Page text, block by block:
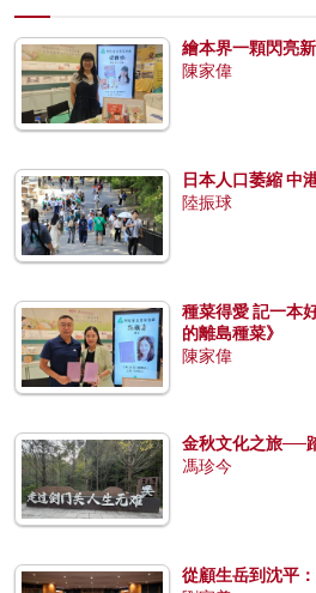
繪本界一顆閃亮
陳家偉
日本人口萎縮 中
陸振球
種菜得愛 記一本
的離島種菜》
陳家偉
金秋文化之旅──
馮珍今
從顧生岳到沈平